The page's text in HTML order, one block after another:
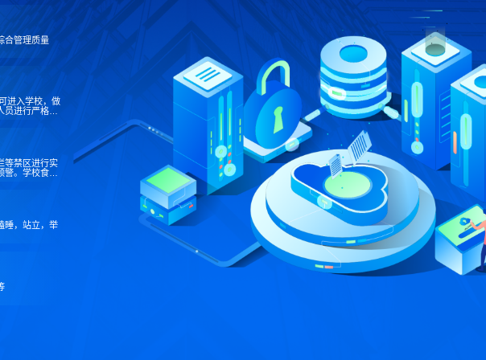
合管理质量
进入学校，做
员进行严格预
等禁区进行实
。学校食堂
睡，站立，举